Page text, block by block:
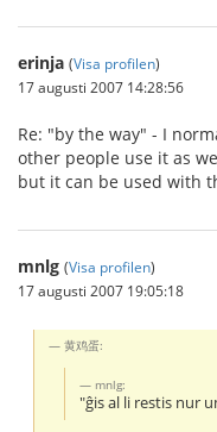
erinja (Visa profilen)
17 augusti 2007 14:28:56
Re: "by the way" - I
other people use it as
but it can be used with
mnlg (Visa profilen)
17 augusti 2007 19:05:18
黄鸡蛋:
mnlg:
"ĝis al li restis nur